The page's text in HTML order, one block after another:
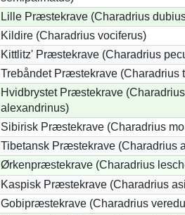
Lille Præstekrave (Charadrius
Kildire (Charadrius vociferus)
Kittlitz' Præstekrave (Charadrius
Trebåndet Præstekrave (Charadrius
Hvidbrystet Præstekrave (Charadrius
alexandrinus)
Sibirisk Præstekrave (Charadrius
Tibetansk Præstekrave (Charadrius
Ørkenpræstekrave (Charadrius
Kaspisk Præstekrave (Charadrius
Gobipræstekrave (Charadrius